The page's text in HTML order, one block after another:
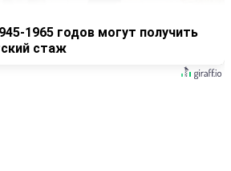
1965 годов могут получить
стаж